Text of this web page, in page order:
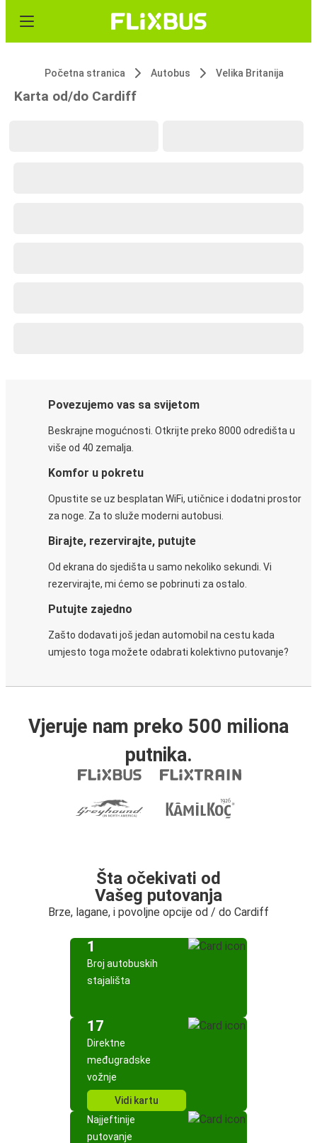
Početna stranica Autobus Velika Britanija
Karta od/do Cardiff
Povezujemo vas sa svijetom
Beskrajne mogućnosti. Otkrijte preko 8000 odredišta u
više od 40 zemalja.
Komfor u pokretu
Opustite se uz besplatan WiFi, utičnice i dodatni prostor
za noge. Za to služe moderni autobusi.
Birajte, rezervirajte, putujte
Od ekrana do sjedišta u samo nekoliko sekundi. Vi
rezervirajte, mi ćemo se pobrinuti za ostalo.
Putujte zajedno
Zašto dodavati još jedan automobil na cestu kada
umjesto toga možete odabrati kolektivno putovanje?
Vjeruje nam preko 500 miliona
putnika.
Šta očekivati od
Vašeg putovanja
Brze, lagane, i povoljne opcije od / do Cardiff
1
Broj autobuskih
stajališta
17
Direktne
međugradske
vožnje
Vidi kartu
Najjeftinije
putovanje